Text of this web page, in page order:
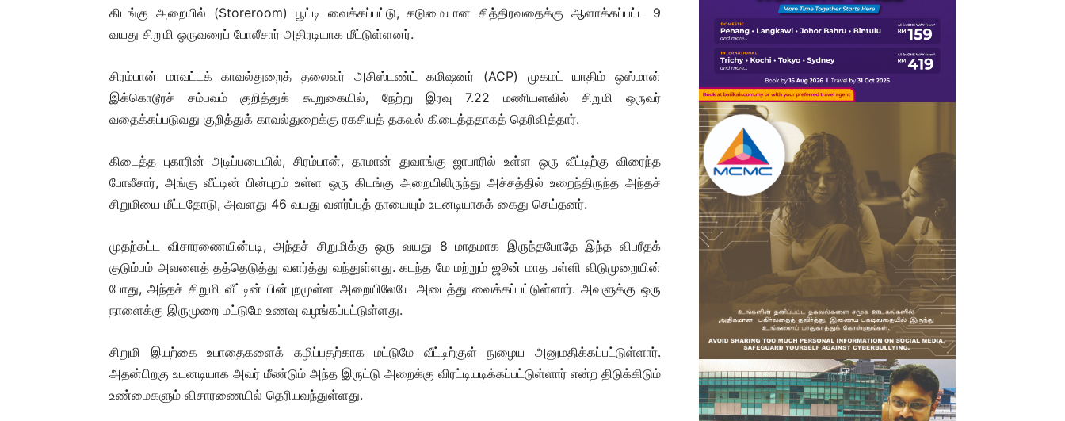
கிடங்கு அறையில் (Storeroom) பூட்டி வைக்கப்பட்டு, கடுமையான சித்திரவதைக்கு ஆளாக்கப்பட்ட 9
வயது சிறுமி ஒருவரைப் போலீசார் அதிரடியாக மீட்டுள்ளனர்.
சிரம்பான் மாவட்டக் காவல்துறைத் தலைவர் அசிஸ்டண்ட் கமிஷனர் (ACP) முகமட் யாதிம் ஒஸ்மான்
இக்கொடூரச் சம்பவம் குறித்துக் கூறுகையில், நேற்று இரவு 7.22 மணியளவில் சிறுமி ஒருவர்
வதைக்கப்படுவது குறித்துக் காவல்துறைக்கு ரகசியத் தகவல் கிடைத்ததாகத் தெரிவித்தார்.
கிடைத்த புகாரின் அடிப்படையில், சிரம்பான், தாமான் துவாங்கு ஜாபாரில் உள்ள ஒரு வீட்டிற்கு விரைந்த
போலீசார், அங்கு வீட்டின் பின்புறம் உள்ள ஒரு கிடங்கு அறையிலிருந்து அச்சத்தில் உறைந்திருந்த அந்தச்
சிறுமியை மீட்டதோடு, அவளது 46 வயது வளர்ப்புத் தாயையும் உடனடியாகக் கைது செய்தனர்.
முதற்கட்ட விசாரணையின்படி, அந்தச் சிறுமிக்கு ஒரு வயது 8 மாதமாக இருந்தபோதே இந்த விபரீதக்
குடும்பம் அவளைத் தத்தெடுத்து வளர்த்து வந்துள்ளது. கடந்த மே மற்றும் ஜூன் மாத பள்ளி விடுமுறையின்
போது, அந்தச் சிறுமி வீட்டின் பின்புறமுள்ள அறையிலேயே அடைத்து வைக்கப்பட்டுள்ளார். அவளுக்கு ஒரு
நாளைக்கு இருமுறை மட்டுமே உணவு வழங்கப்பட்டுள்ளது.
சிறுமி இயற்கை உபாதைகளைக் கழிப்பதற்காக மட்டுமே வீட்டிற்குள் நுழைய அனுமதிக்கப்பட்டுள்ளார்.
அதன்பிறகு உடனடியாக அவர் மீண்டும் அந்த இருட்டு அறைக்கு விரட்டியடிக்கப்பட்டுள்ளார் என்ற திடுக்கிடும்
உண்மைகளும் விசாரணையில் தெரியவந்துள்ளது.